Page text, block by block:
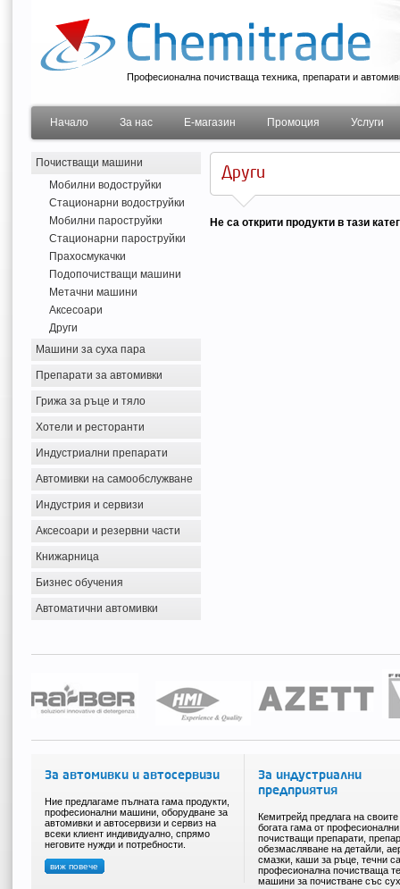
Професионална почистваща техника, препарати и
Начало За нас Е-магазин Промоция Услуги
Почистващи машини
Мобилни водоструйки
Стационарни водоструйки
Мобилни пароструйки
Стационарни пароструйки
Прахосмукачки
Подопочистващи машини
Метачни машини
Аксесоари
Други
Машини за суха пара
Препарати за автомивки
Грижа за ръце и тяло
Хотели и ресторанти
Индустриални препарати
Автомивки на самообслужване
Индустрия и сервизи
Аксесоари и резервни части
Книжарница
Бизнес обучения
Автоматични автомивки
Други
Не са открити продукти в тази
За автомивки и автосервизи
Ние предлагаме пълната гама продукти,
професионални машини, оборудване за
автомивки и автосервизи и сервиз на
всеки клиент индивидуално, спрямо
неговите нужди и потребности.
виж повече
За индустриални
предприятия
Кемитрейд предлага на своите
богата гама от професионални
почистващи препарати,
обезмасляване на детайли,
смазки, каши за ръце, течни
професионална почистваща
машини за почистване със